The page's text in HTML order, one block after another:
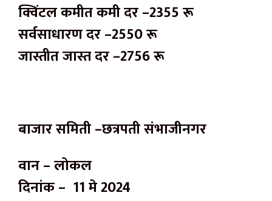
क्विंटल कमीत कमी दर –2355 रू
सर्वसाधारण दर –2550 रू
जास्तीत जास्त दर –2756 रू
बाजार समिती –छत्रपती संभाजीनगर
वान – लोकल
दिनांक – 11 मे 2024